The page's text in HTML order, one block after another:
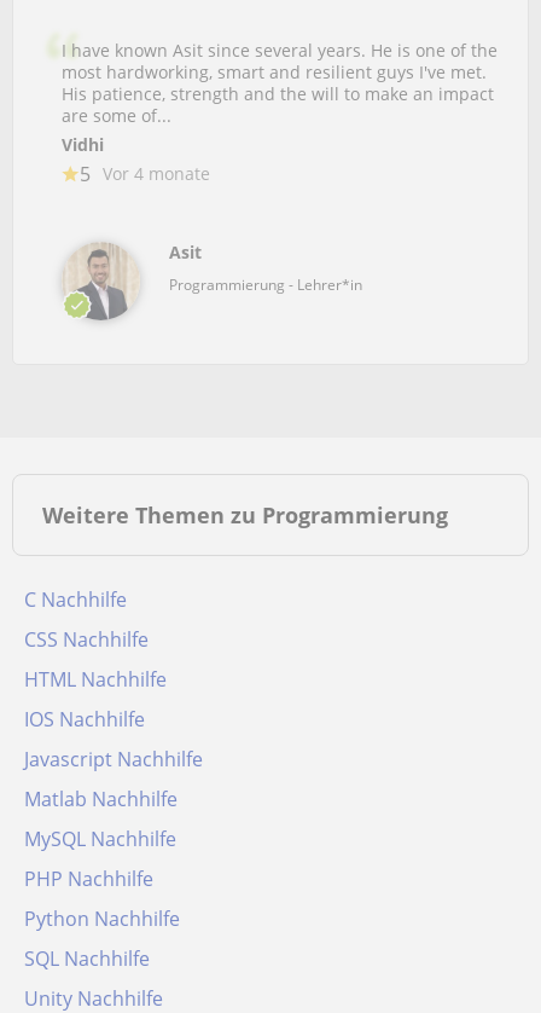
I have known Asit since several years. He is one of the
most hardworking, smart and resilient guys I've met.
His patience, strength and the will to make an impact
are some of...
Vidhi
5 Vor 4 monate
Asit
Programmierung - Lehrer*in
Weitere Themen zu Programmierung
C Nachhilfe
CSS Nachhilfe
HTML Nachhilfe
IOS Nachhilfe
Javascript Nachhilfe
Matlab Nachhilfe
MySQL Nachhilfe
PHP Nachhilfe
Python Nachhilfe
SQL Nachhilfe
Unity Nachhilfe